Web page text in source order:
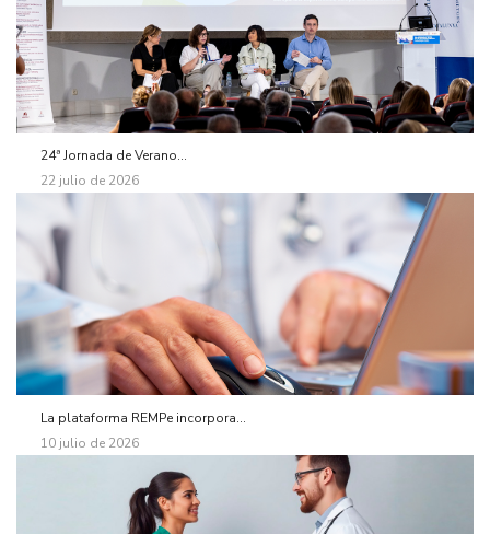
24ª Jornada de Verano...
22 julio de 2026
La plataforma REMPe incorpora...
10 julio de 2026